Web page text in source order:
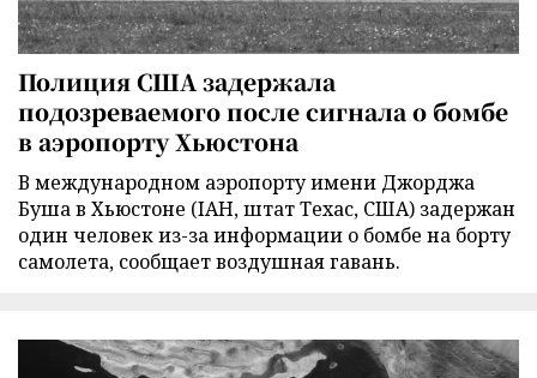
Полиция США задержала
подозреваемого после сигнала о бомбе
в аэропорту Хьюстона
В международном аэропорту имени Джорджа
Буша в Хьюстоне (IAH, штат Техас, США) задержан
один человек из-за информации о бомбе на борту
самолета, сообщает воздушная гавань.